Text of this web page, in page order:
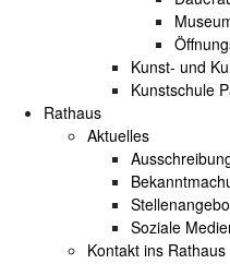
Kunst- und
Kunstschule
Rathaus
Aktuelles
Soziale
Kontakt ins Rathaus